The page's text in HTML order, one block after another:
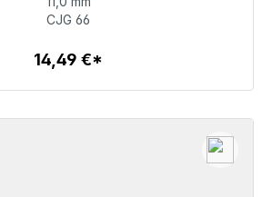
14,49 €
Szczegóły
CJG 66
14,49 €*